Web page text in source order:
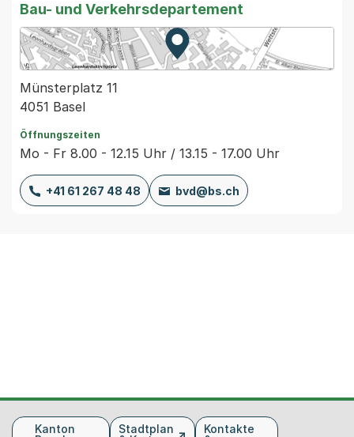
Bau- und Verkehrsdepartement
Zur Karte von MapBS.
Externer Link, wird in einem
Münsterplatz 11
4051 Basel
Öffnungszeiten
Mo - Fr 8.00 - 12.15 Uhr / 13.15 - 17.00 Uhr
+41 61 267 48 48 bvd@bs.ch
FusszeileKanton
Stadtplan
Kontakte